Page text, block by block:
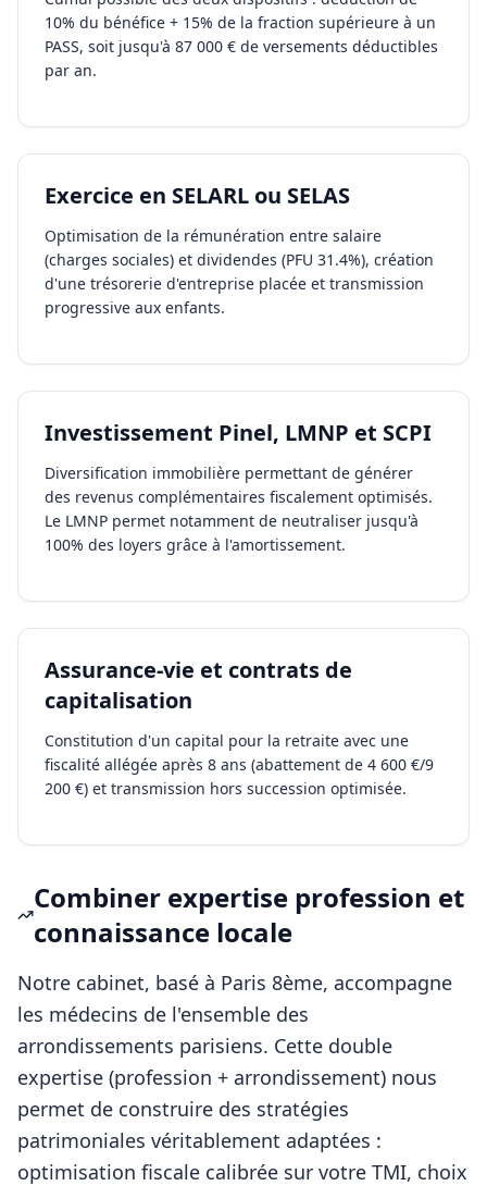
10% du bénéfice + 15% de la fraction supérieure à un
PASS, soit jusqu'à 87 000 € de versements déductibles
par an.
Exercice en SELARL ou SELAS
Optimisation de la rémunération entre salaire
(charges sociales) et dividendes (PFU 31.4%), création
d'une trésorerie d'entreprise placée et transmission
progressive aux enfants.
Investissement Pinel, LMNP et SCPI
Diversification immobilière permettant de générer
des revenus complémentaires fiscalement optimisés.
Le LMNP permet notamment de neutraliser jusqu'à
100% des loyers grâce à l'amortissement.
Assurance-vie et contrats de
capitalisation
Constitution d'un capital pour la retraite avec une
fiscalité allégée après 8 ans (abattement de 4 600 €/9
200 €) et transmission hors succession optimisée.
Combiner expertise profession et
connaissance locale
Notre cabinet, basé à Paris 8ème, accompagne
les médecins de l'ensemble des
arrondissements parisiens. Cette double
expertise (profession + arrondissement) nous
permet de construire des stratégies
patrimoniales véritablement adaptées :
optimisation fiscale calibrée sur votre TMI, choix